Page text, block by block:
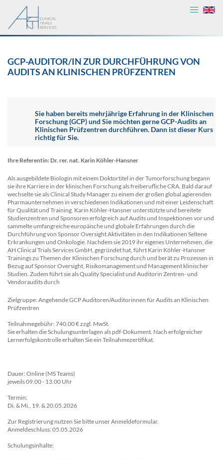
GCP-AUDITOR/IN ZUR DURCHFÜHRUNG VON
AUDITS AN KLINISCHEN PRÜFZENTREN
Sie haben bereits mehrjährige Erfahrung in der Klinischen
Forschung (GCP) und Sie möchten gerne GCP-Audits an
Klinischen Prüfzentren durchführen. Dann ist dieser Kurs
richtig für Sie.
Ihre Referentin: Dr. rer. nat. Karin Köhler-Hansner
Als ausgebildete Biologin mit einem Doktortitel in der Tumorforschung begann
sie ihre Karriere in der klinischen Forschung als freiberufliche CRA. Bald darauf
wechselte sie als Clinical Study Manager zu einem der großen global agierenden
Pharmaunternehmen in verschiedenen Indikationen und mit einer Leidenschaft
für Qualität und Training. Karin Köhler-Hansner unterstützte und bereitete
Studienzentren und Sponsoren erfolgreich auf Audits und Inspektionen vor und
sammelte umfangreiche europäische und globale Erfahrungen durch die
Durchführung von Sponsor Oversight Aktivitäten in den Indikationen Seltene
Erkrankungen und Onkologie. Nachdem sie 2019 ihr eigenes Unternehmen, die
AH Clinical Trials Services GmbH, gegründet hat, führt Karin Köhler-Hansner
Trainings zu Themen der Klinischen Forschung durch und berät zu Prozessen in
Bezug auf Sponsor Oversight, Risikomanagement und Management klinischer
Studien. Zudem führt sie als Quality Specialist und Auditorin Zentren- und
Vendoraudits durch
Zielgruppe: Angehende GCP Auditoren/Auditorinnen für Audits an Klinischen
Prüfzentren
Teilnahmegebühr: 740,00 € zzgl. MwSt.
Sie erhalten die Schulungsunterlagen als pdf-Dokument. Nach erfolgreicher
Lernerfolgskontrolle erhalten Sie ein Teilnahmezertifikat.
Dauer: Online (MS Teams)
jeweils 09.00 - 13.00 Uhr
Termin:
Di. & Mi., 19. & 20.05.2026
Zur Registrierung nutzen Sie bitte unser Anmeldeformular.
Anmeldeschluss: 05.05.2026
Schulungsinhalte: